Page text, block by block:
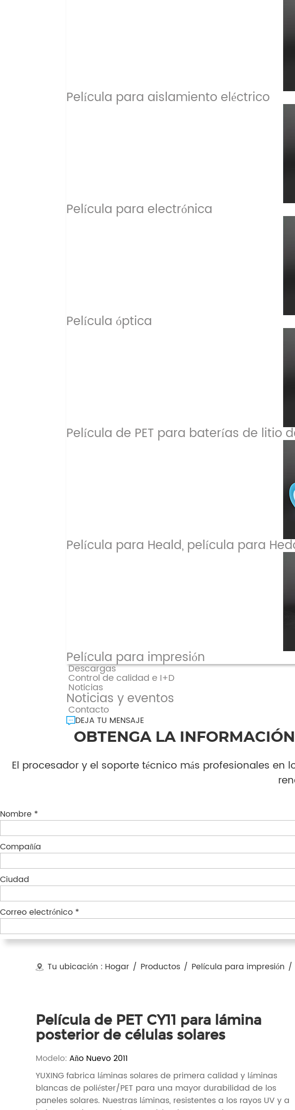
Película para aislamiento eléctrico
Película para electrónica
Película óptica
Película de PET para baterías de litio
Película para Heald, película para
Película para impresión
Descargas
Control de calidad e I+D
Noticias
Noticias y eventos
Contacto
DEJA TU MENSAJE
OBTENGA LA
El procesador y el soporte técnico más profesionales
Nombre *
Compañía
Ciudad
Correo electrónico *
Tu ubicación : Hogar / Productos / Película para impresión /
Película de PET CY11 para lámina
posterior de células solares
Modelo: Año Nuevo 2011
YUXING fabrica láminas solares de primera calidad y láminas
blancas de poliéster/PET para una mayor durabilidad de los
paneles solares. Nuestras láminas, resistentes a los rayos UV y a